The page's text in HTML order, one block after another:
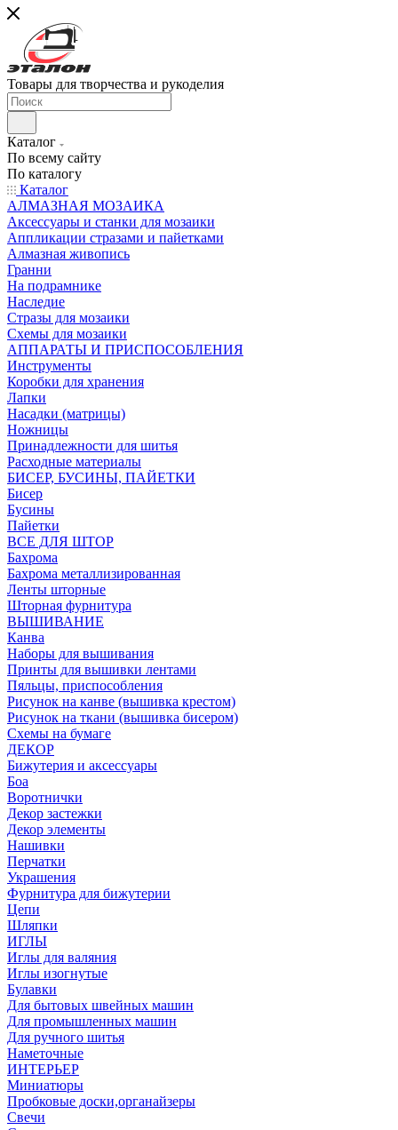
Товары для творчества и рукоделия
Каталог
По всему сайту
По каталогу
Каталог
АЛМАЗНАЯ МОЗАИКА
Аксессуары и станки для мозаики
Аппликации стразами и пайетками
Алмазная живопись
Гранни
На подрамнике
Наследие
Стразы для мозаики
Схемы для мозаики
АППАРАТЫ И ПРИСПОСОБЛЕНИЯ
Инструменты
Коробки для хранения
Лапки
Насадки (матрицы)
Ножницы
Принадлежности для шитья
Расходные материалы
БИСЕР, БУСИНЫ, ПАЙЕТКИ
Бисер
Бусины
Пайетки
ВСЕ ДЛЯ ШТОР
Бахрома
Бахрома металлизированная
Ленты шторные
Шторная фурнитура
ВЫШИВАНИЕ
Канва
Наборы для вышивания
Принты для вышивки лентами
Пяльцы, приспособления
Рисунок на канве (вышивка крестом)
Рисунок на ткани (вышивка бисером)
Схемы на бумаге
ДЕКОР
Бижутерия и аксессуары
Боа
Воротнички
Декор застежки
Декор элементы
Нашивки
Перчатки
Украшения
Фурнитура для бижутерии
Цепи
Шляпки
ИГЛЫ
Иглы для валяния
Иглы изогнутые
Булавки
Для бытовых швейных машин
Для промышленных машин
Для ручного шитья
Наметочные
ИНТЕРЬЕР
Миниатюры
Пробковые доски,органайзеры
Свечи